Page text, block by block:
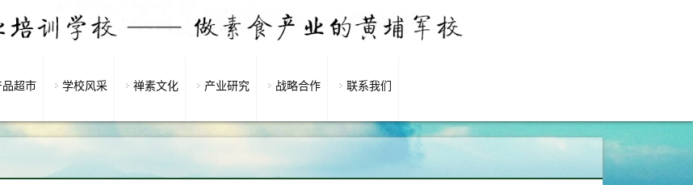
品超市 学校风采 禅素文化 产业研究 战略合作 联系我们